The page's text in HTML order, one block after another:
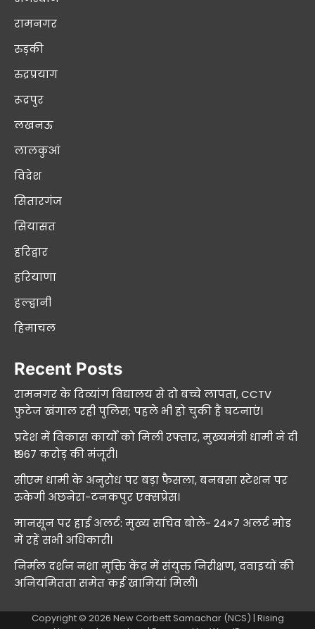
रामनगर
रुड़की
रुद्रप्रयाग
रूद्रपुर
लखनऊ
लालकुआं
विदेश
सितारगंज
सियासत
हरिद्वार
हरियाणा
हल्द्वानी
हिमाचल
Recent Posts
रामनगर के दिव्यांग विद्यालय से दो बच्चे लापता, CCTV
फुटेज खंगाल रही पुलिस; पहले भी हो चुकी हैं घटनाएं।
प्रदेश में विकास कार्यों को मिली रफ्तार, मुख्यमंत्री धामी ने दी
₹1967 करोड़ की मंजूरी।
सीएम धामी के अनुरोध पर बड़ा फैसला, बनबसा स्टेशन पर
रुकेगी अछनेरा-टनकपुर एक्सप्रेस।
मानसून पर हाई अलर्ट: मुख्य सचिव बोले- 24×7 अलर्ट मोड
में रहें सभी अधिकारी।
निर्मल दर्शन नशा मुक्ति केंद्र में संयुक्त निरीक्षण, दवाइयों की
अनियमितता समेत कई खामियां मिलीं।
Copyright © 2026 New Corbett Samachar (NCS) | Rising